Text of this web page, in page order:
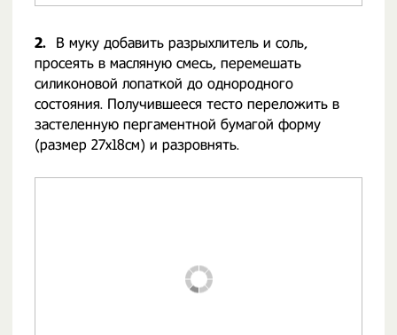
2.
В муку добавить разрыхлитель и соль,
просеять в масляную смесь, перемешать
силиконовой лопаткой до однородного
состояния. Получившееся тесто переложить в
застеленную пергаментной бумагой форму
(размер 27х18см) и разровнять.